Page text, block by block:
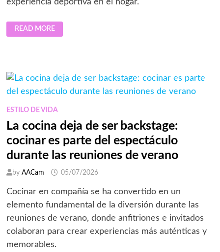
experiencia deportiva en el hogar.
EL
FUTURO
DEL
TRES
DIMENSIONES,
SEGÚN
DOLBY
READ MORE
ESTILO DE VIDA
La cocina deja de ser backstage:
cocinar es parte del espectáculo
durante las reuniones de verano
by AACam 05/07/2026
Cocinar en compañía se ha convertido en un
elemento fundamental de la diversión durante las
reuniones de verano, donde anfitriones e invitados
colaboran para crear experiencias más auténticas y
memorables.